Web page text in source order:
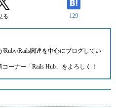
る 129
Ruby/Rails関連を中心にブログしてい
コーナー 「Rails Hub」 をよろしく！